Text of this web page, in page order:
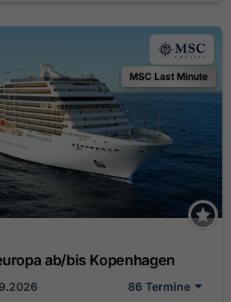
MSC Last Minute
ab/bis Kopenhagen
86 Termine